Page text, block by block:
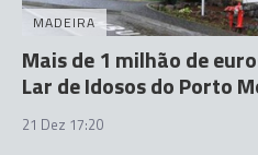
MADEIRA
Mais de 1 milhão de
Lar de Idosos do Porto
21 Dez 17:20